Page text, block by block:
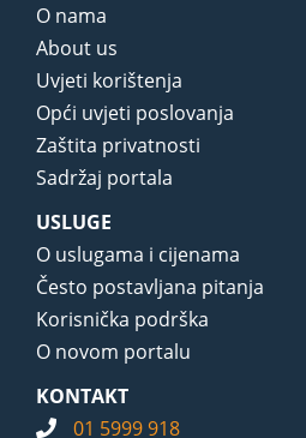
O nama
About us
Uvjeti korištenja
Opći uvjeti poslovanja
Zaštita privatnosti
Sadržaj portala
USLUGE
O uslugama i cijenama
Često postavljana pitanja
Korisnička podrška
O novom portalu
KONTAKT
01 5999 918